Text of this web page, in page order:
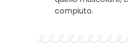
compiuto.